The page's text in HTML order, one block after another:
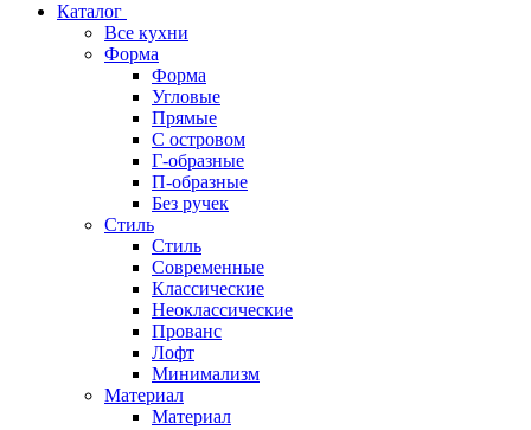
Каталог
Все кухни
Форма
Форма
Угловые
Прямые
С островом
Г-образные
П-образные
Без ручек
Стиль
Стиль
Современные
Классические
Неоклассические
Прованс
Лофт
Минимализм
Материал
Материал